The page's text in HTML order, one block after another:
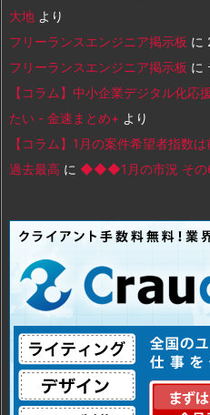
大地 より
フリーランスエンジニア掲示板 に
フリーランスエンジニア掲示板 に
【コラム】中小企業デジタル化応
たい - 金速まとめ+ より
【コラム】1月の案件希望者指数
過去最高 に ◆◆◆1月の市況 そ